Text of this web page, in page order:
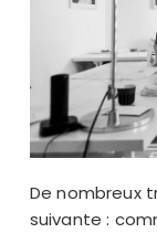
De nombreux
suivante :